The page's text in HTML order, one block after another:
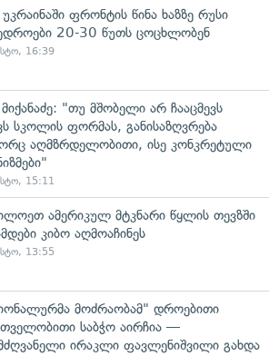
ფრონტის წინა ხაზზე რუსი
20-30 წუთს ცოცხლობენ
16:39
მიქანაძე: "თუ მშობელი არ ჩააცმევს
სკოლის ფორმას, განისაზღვრება
აღმზრდელობითი, ისე კონკრეტული
15:11
ამერიკულ მტკნარი წყლის თევზში
კიბო აღმოაჩინეს
13:55
მოძრაობამ" დროებითი
საბჭო აირჩია —
ირაკლი ფავლენიშვილი გახდა